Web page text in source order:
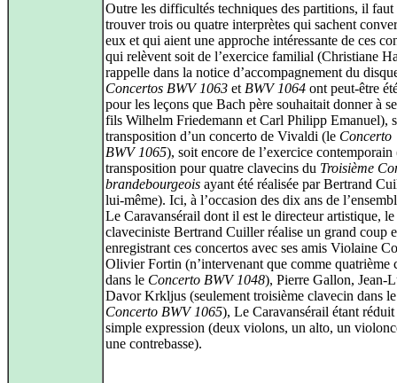
Outre les difficultés techniques des partitions, il faut
trouver trois ou quatre interprètes qui sachent
eux et qui aient une approche intéressante de ces
qui relèvent soit de l’exercice familial (Christiane
rappelle dans la notice d’accompagnement du
Concertos BWV 1063 et BWV 1064 ont peut-être
pour les leçons que Bach père souhaitait donner à
fils Wilhelm Friedemann et Carl Philipp Emanuel),
transposition d’un concerto de Vivaldi (le Concerto
BWV 1065), soit encore de l’exercice contemporain
transposition pour quatre clavecins du Troisième
brandebourgeois ayant été réalisée par Bertrand
lui‑même). Ici, à l’occasion des dix ans de
Le Caravansérail dont il est le directeur artistique, le
claveciniste Bertrand Cuiller réalise un grand coup
enregistrant ces concertos avec ses amis Violaine
Olivier Fortin (n’intervenant que comme quatrième
dans le Concerto BWV 1048), Pierre Gallon,
Davor Krkljus (seulement troisième clavecin dans le
Concerto BWV 1065), Le Caravansérail étant réduit
simple expression (deux violons, un alto, un
une contrebasse).